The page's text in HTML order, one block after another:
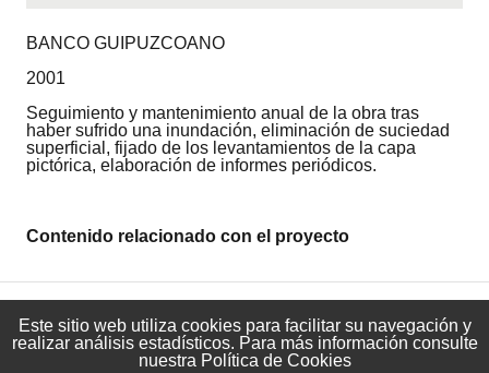
BANCO GUIPUZCOANO
2001
Seguimiento y mantenimiento anual de la obra tras
haber sufrido una inundación, eliminación de suciedad
superficial, fijado de los levantamientos de la capa
pictórica, elaboración de informes periódicos.
Contenido relacionado con el proyecto
info@albayalde.org– Tlfn: 656 781 472
Este sitio web utiliza cookies para facilitar su navegación y
realizar análisis estadísticos. Para más información consulte
nuestra Política de Cookies